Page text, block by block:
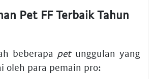
Pet FF Terbaik Tahun
beberapa petunggulan yang
oleh para pemain pro: